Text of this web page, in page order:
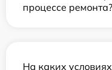
процессе ремонта?
На каких